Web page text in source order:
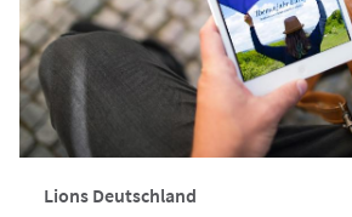
Lions Deutschland